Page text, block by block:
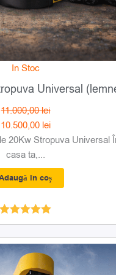
In Stoc
Universal
11.000,00lei
10.500,00 lei
20Kw Stropuva Universal
casa ta,...
în coș
Evaluat la
4.93
Prețul
inițial
Prețul
curent